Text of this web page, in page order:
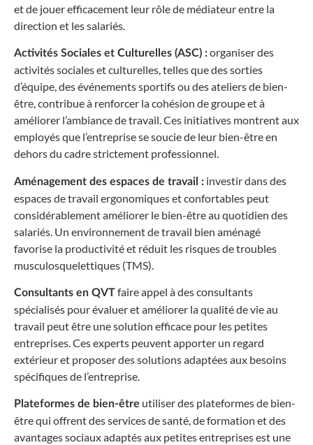
et de jouer efficacement leur rôle de médiateur entre la
direction et les salariés.
Activités Sociales et Culturelles (ASC) :organiser des
activités sociales et culturelles, telles que des sorties
d’équipe, des événements sportifs ou des ateliers de bien-
être, contribue à renforcer la cohésion de groupe et à
améliorer l’ambiance de travail. Ces initiatives montrent aux
employés que l’entreprise se soucie de leur bien-être en
dehors du cadre strictement professionnel.
Aménagement des espaces de travail : investir dans des
espaces de travail ergonomiques et confortables peut
considérablement améliorer le bien-être au quotidien des
salariés. Un environnement de travail bien aménagé
favorise la productivité et réduit les risques de troubles
musculosquelettiques (TMS).
Consultants en QVTfaire appel à des consultants
spécialisés pour évaluer et améliorer la qualité de vie au
travail peut être une solution efficace pour les petites
entreprises. Ces experts peuvent apporter un regard
extérieur et proposer des solutions adaptées aux besoins
spécifiques de l’entreprise.
Plateformes de bien-être utiliser des plateformes de bien-
être qui offrent des services de santé, de formation et des
avantages sociaux adaptés aux petites entreprises est une